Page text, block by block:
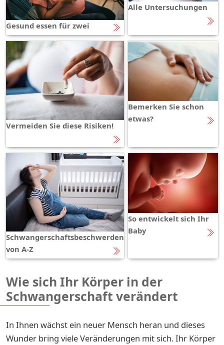
Gesund essen für zwei
Alle Untersuchungen
Vermeiden Sie diese Risiken!
Bemerken Sie schon
etwas?
Schwangerschaftsbeschwerden
von A-Z
So entwickelt sich Ihr
Baby
Wie sich Ihr Körper in der
Schwangerschaft verändert
In Ihnen wächst ein neuer Mensch heran und dieses
Wunder bring viele Veränderungen mit sich. Ihr Körper